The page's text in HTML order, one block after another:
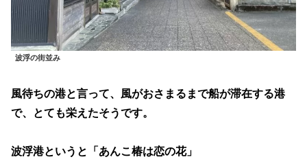
波浮の街並み
風待ちの港と言って、風がおさまるまで船が滞在する港
で、とても栄えたそうです。
波浮港というと「あんこ椿は恋の花」